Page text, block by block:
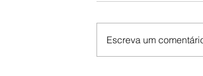
Escreva um